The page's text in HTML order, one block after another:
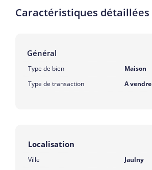
Caractéristiques détaillées
Général
Type de bien
Maison
Type de transaction
A vendre
Localisation
Ville
Jaulny